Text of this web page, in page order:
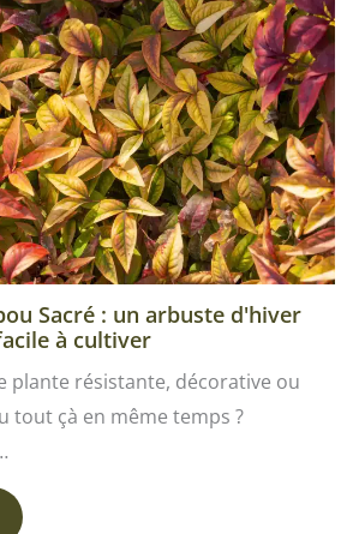
Sacré : un arbuste d'hiver
à cultiver
plante résistante, décorative ou
tout çà en même temps ?